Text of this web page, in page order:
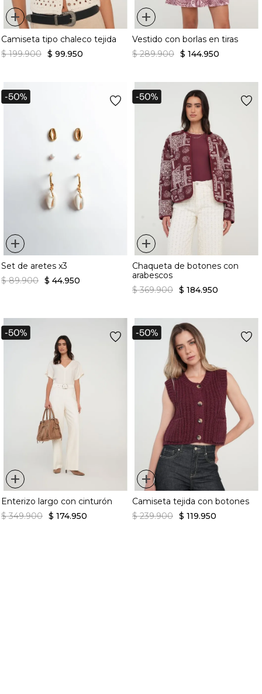
+
Camiseta tipo chaleco tejida
$ 199.900 $ 99.950
+
Vestido con borlas en tiras
$ 289.900 $ 144.950
+
Set de aretes x3
$ 89.900 $ 44.950
+
Chaqueta de botones con
arabescos
$ 369.900 $ 184.950
+
Enterizo largo con cinturón
$ 349.900 $ 174.950
+
Camiseta tejida con botones
$ 239.900 $ 119.950